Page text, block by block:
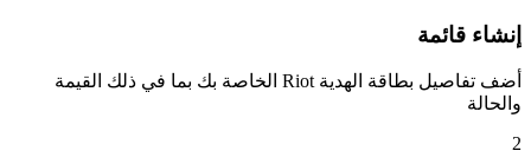
إنشاء قائمة
أضف تفاصيل بطاقة الهدية Riot الخاصة بك بما في ذلك القيمة
والحالة
2